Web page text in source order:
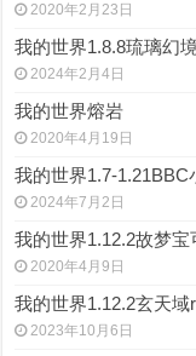
2020年2月23日
我的世界1.8.8琉璃幻
2024年2月4日
我的世界熔岩
2020年4月19日
我的世界1.7-1.21BBC
2024年7月2日
我的世界1.12.2故梦
2020年4月9日
我的世界1.12.2玄天域
2023年10月6日